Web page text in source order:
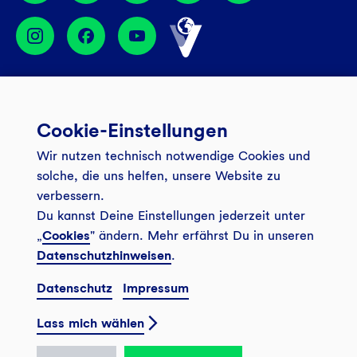
Banking App
Service
Onlinebanking Login
FAQ
Kontakt
Newsletter
Unsere Angebote
Mitgliederkonto
Festgeld
Tagesgeldkonto
Finanzieren
Investieren
Über uns
Wo wirkt die GLS?
Weitersagen
Veranstaltungen
Filiale finden
Presse
Sozial-ökologisch seit 1974
© 2026 GLS Gemeinschaftsbank eG
Vertrag widerrufen
Cookie-Einstellungen
Wir nutzen technisch notwendige Cookies und
solche, die uns helfen, unsere Website zu
verbessern.
Du kannst Deine Einstellungen jederzeit unter
„Cookies" ändern. Mehr erfährst Du in unseren
Datenschutzhinweisen.
Datenschutz Impressum
Lass mich wählen